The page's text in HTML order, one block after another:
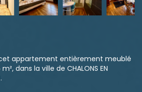
appartement entièrement meublé
dans la ville de CHALONS EN